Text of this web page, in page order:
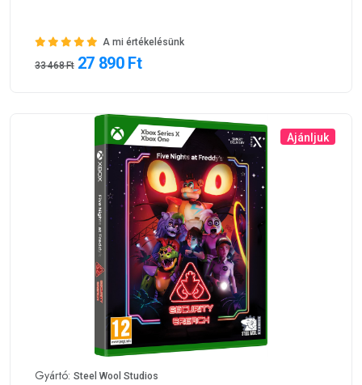
A mi értékelésünk
33 468 Ft 27 890 Ft
Ajánljuk
Gyártó: Steel Wool Studios